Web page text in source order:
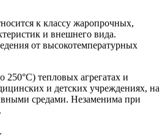
к классу жаропрочных,
и внешнего вида.
от высокотемпературных
тепловых агрегатах и
и детских учреждениях, на
средами. Незаменима при